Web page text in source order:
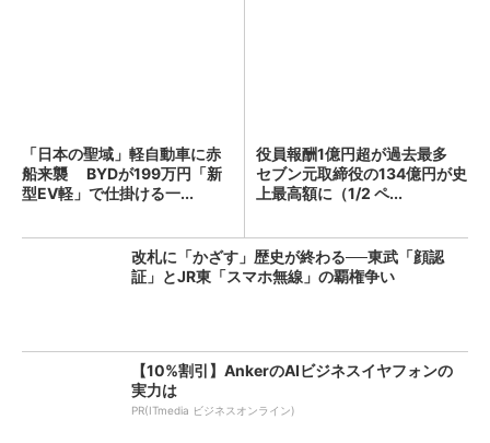
「日本の聖域」軽自動車に赤
船来襲 BYDが199万円「新
型EV軽」で仕掛ける一...
役員報酬1億円超が過去最多
セブン元取締役の134億円が史
上最高額に（1/2 ペ...
改札に「かざす」歴史が終わる──東武「顔認
証」とJR東「スマホ無線」の覇権争い
【10%割引】AnkerのAIビジネスイヤフォンの
実力は
PR(ITmedia ビジネスオンライン)